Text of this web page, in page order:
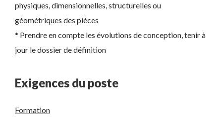
physiques, dimensionnelles, structurelles ou
géométriques des pièces
* Prendre en compte les évolutions de conception, tenir à
jour le dossier de définition
Exigences du poste
Formation